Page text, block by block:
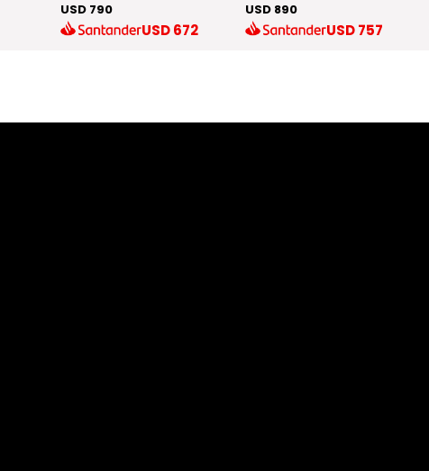
USD 790
USD672
USD 890
USD757